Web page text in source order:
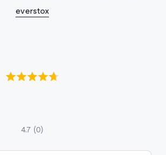
everstox
4.7 (0)